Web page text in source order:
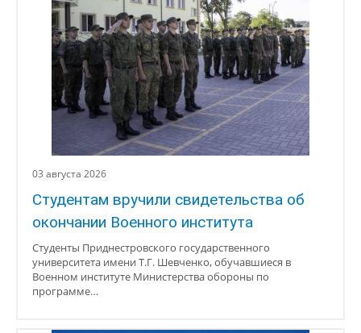
03 августа 2026
Студентам вручили свидетельства об
окончании Военного института
Студенты Приднестровского государственного
университета имени Т.Г. Шевченко, обучавшиеся в
Военном институте Министерства обороны по
программе…